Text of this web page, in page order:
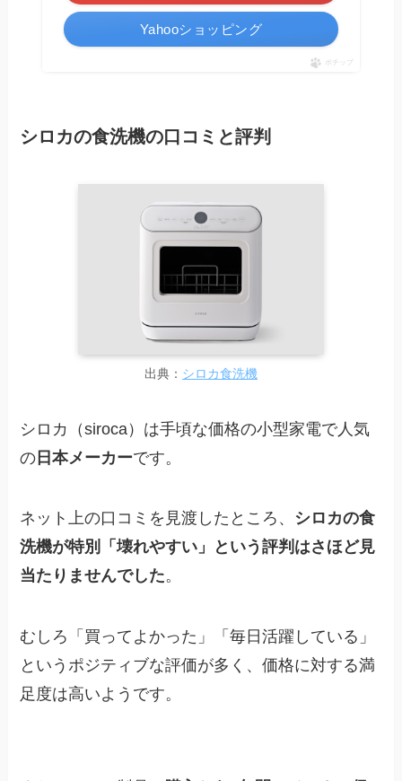
Yahooショッピング
ポチップ
シロカの食洗機の口コミと評判
出典： シロカ食洗機
シロカ（siroca）は手頃な価格の小型家電で人気
の 日本メーカーです。
ネット上の口コミを見渡したところ、 シロカの食
洗機が特別「壊れやすい」という評判はさほど見
当たりませんでした。
むしろ「買ってよかった」「毎日活躍している」
というポジティブな評価が多く、価格に対する満
足度は高いようです。